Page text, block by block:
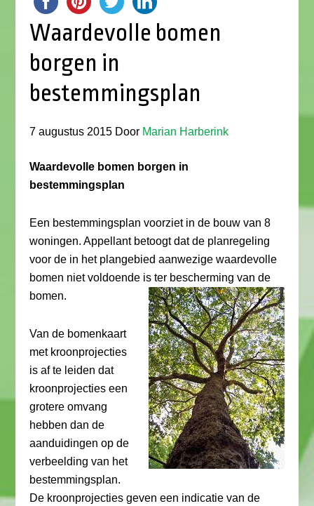
Waardevolle bomen
borgen in
bestemmingsplan
7 augustus 2015 Door Marian Harberink
Waardevolle bomen borgen in
bestemmingsplan
Een bestemmingsplan voorziet in de bouw van 8
woningen. Appellant betoogt dat de planregeling
voor de in het plangebied aanwezige waardevolle
bomen niet voldoende is ter bescherming van de
bomen.
Van de bomenkaart
met kroonprojecties
is af te leiden dat
kroonprojecties een
grotere omvang
hebben dan de
aanduidingen op de
verbeelding van het
bestemmingsplan.
De kroonprojecties geven een indicatie van de